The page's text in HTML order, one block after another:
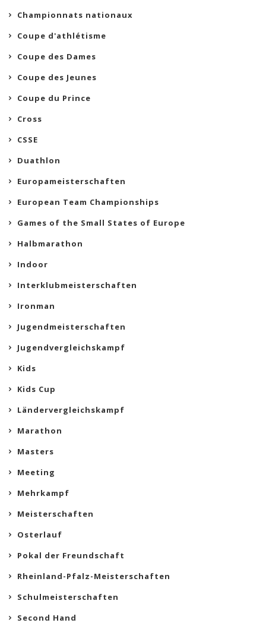
Championnats nationaux
Coupe d'athlétisme
Coupe des Dames
Coupe des Jeunes
Coupe du Prince
Cross
CSSE
Duathlon
Europameisterschaften
European Team Championships
Games of the Small States of Europe
Halbmarathon
Indoor
Interklubmeisterschaften
Ironman
Jugendmeisterschaften
Jugendvergleichskampf
Kids
Kids Cup
Ländervergleichskampf
Marathon
Masters
Meeting
Mehrkampf
Meisterschaften
Osterlauf
Pokal der Freundschaft
Rheinland-Pfalz-Meisterschaften
Schulmeisterschaften
Second Hand